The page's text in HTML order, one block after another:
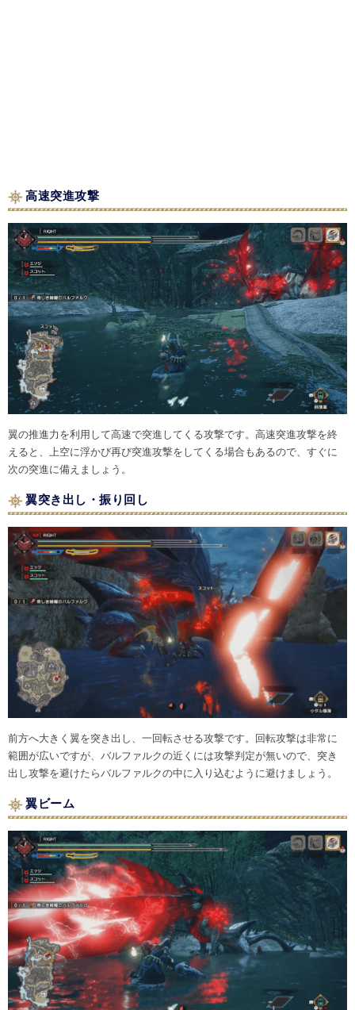
高速突進攻撃
翼の推進力を利用して高速で突進してくる攻撃です。高速突進攻撃を終
えると、上空に浮かび再び突進攻撃をしてくる場合もあるので、すぐに
次の突進に備えましょう。
翼突き出し・振り回し
前方へ大きく翼を突き出し、一回転させる攻撃です。回転攻撃は非常に
範囲が広いですが、バルファルクの近くには攻撃判定が無いので、突き
出し攻撃を避けたらバルファルクの中に入り込むように避けましょう。
翼ビーム